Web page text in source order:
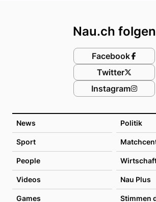
News Politik
Sport
People
Videos Nau Plus
Games Stimmen
Nau.ch folgen
Facebook
Twitter
Instagram